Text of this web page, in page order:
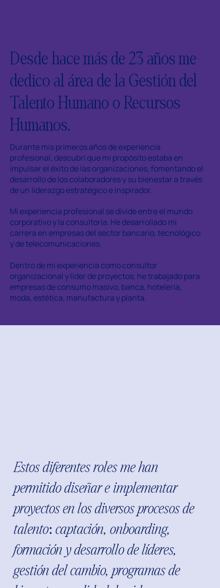
Desde hace más de 23 años me
dedico al área de la Gestión del
Talento Humano o Recursos
Humanos.
Durante mis primeros años de experiencia
profesional, descubrí que mi propósito estaba en
impulsar el éxito de las organizaciones, fomentando el
desarrollo de los colaboradores y su bienestar a través
de un liderazgo estratégico e inspirador.
Mi experiencia profesional se divide entre el mundo
corporativo y la consultoría. He desarrollado mi
carrera en empresas del sector bancario, tecnológico
y de telecomunicaciones.
Dentro de mi experiencia como consultor
organizacional y líder de proyectos, he trabajado para
empresas de consumo masivo, banca, hotelería,
moda, estética, manufactura y planta.
Estos diferentes roles me han
permitido diseñar e implementar
proyectos en los diversos procesos de
talento: captación, onboarding,
formación y desarrollo de líderes,
gestión del cambio, programas de